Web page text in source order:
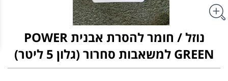
נוזל / חומר להסרת אבנית POWER
GREEN למשאבות סחרור (גלון 5 ליטר)